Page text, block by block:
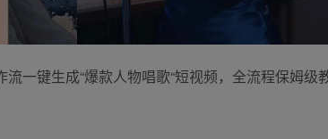
流一键生成“爆款人物唱歌“短视频，全流程保姆